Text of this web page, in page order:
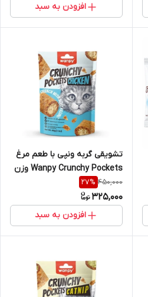
افزودن به سبد
تشویقی گربه ونپی با طعم مرغ
Wanpy Crunchy Pockets وزن
60 گرم
450,000
27%
325,000
افزودن به سبد